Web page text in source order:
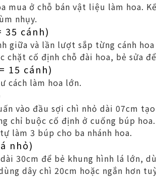
mua ở chỗ bán vật liệu làm hoa.
nhụy.
35 cánh)
giữa và lần lượt sắp từng cánh
chặt cố định chỗ đài hoa, bẻ sửa
15 cánh)
cách làm hoa lớn.
vào đầu sợi chì nhỏ dài 07cm
chỉ buộc cố định ở cuống búp
làm 3 búp cho ba nhánh hoa.
nhỏ)
30cm để bẻ khung hình lá lớn,
dây chì 20cm hoặc ngắn hơn